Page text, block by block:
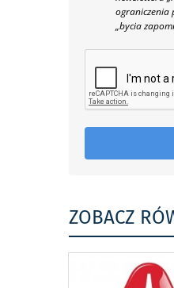
ograniczenia
„bycia
ZOBACZ